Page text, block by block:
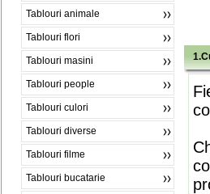
Tablouri animale
Tablouri flori
Tablouri masini
Tablouri people
Tablouri culori
Tablouri diverse
Tablouri filme
Tablouri bucatarie